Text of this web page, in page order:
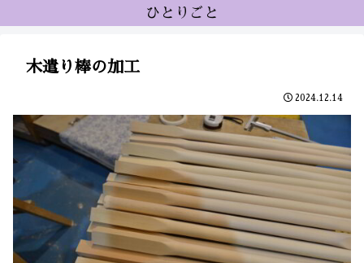
ひとりごと
木遣り棒の加工
2024.12.14